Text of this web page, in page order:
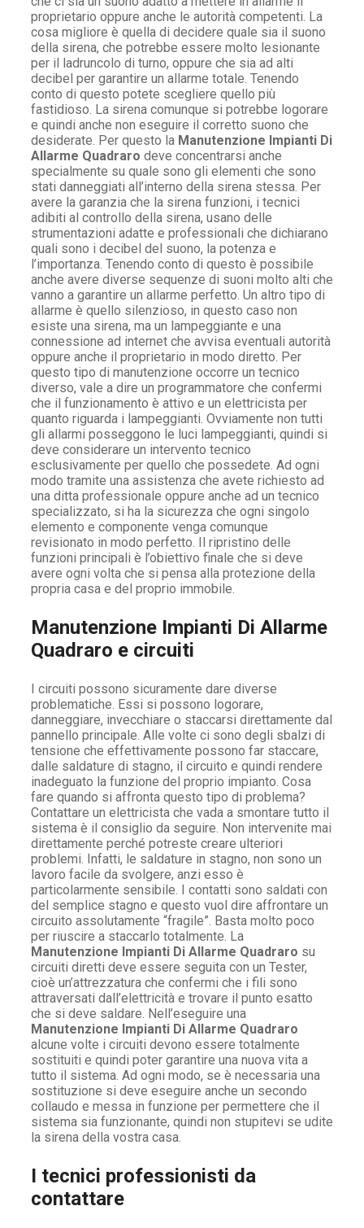
proprietario oppure anche le autorità competenti. La
cosa migliore è quella di decidere quale sia il suono
della sirena, che potrebbe essere molto lesionante
per il ladruncolo di turno, oppure che sia ad alti
decibel per garantire un allarme totale. Tenendo
conto di questo potete scegliere quello più
fastidioso. La sirena comunque si potrebbe logorare
e quindi anche non eseguire il corretto suono che
desiderate. Per questo la Manutenzione Impianti Di
Allarme Quadraro deve concentrarsi anche
specialmente su quale sono gli elementi che sono
stati danneggiati all’interno della sirena stessa. Per
avere la garanzia che la sirena funzioni, i tecnici
adibiti al controllo della sirena, usano delle
strumentazioni adatte e professionali che dichiarano
quali sono i decibel del suono, la potenza e
l’importanza. Tenendo conto di questo è possibile
anche avere diverse sequenze di suoni molto alti che
vanno a garantire un allarme perfetto. Un altro tipo di
allarme è quello silenzioso, in questo caso non
esiste una sirena, ma un lampeggiante e una
connessione ad internet che avvisa eventuali autorità
oppure anche il proprietario in modo diretto. Per
questo tipo di manutenzione occorre un tecnico
diverso, vale a dire un programmatore che confermi
che il funzionamento è attivo e un elettricista per
quanto riguarda i lampeggianti. Ovviamente non tutti
gli allarmi posseggono le luci lampeggianti, quindi si
deve considerare un intervento tecnico
esclusivamente per quello che possedete. Ad ogni
modo tramite una assistenza che avete richiesto ad
una ditta professionale oppure anche ad un tecnico
specializzato, si ha la sicurezza che ogni singolo
elemento e componente venga comunque
revisionato in modo perfetto. Il ripristino delle
funzioni principali è l’obiettivo finale che si deve
avere ogni volta che si pensa alla protezione della
propria casa e del proprio immobile.
Manutenzione Impianti Di Allarme
Quadraro e circuiti
I circuiti possono sicuramente dare diverse
problematiche. Essi si possono logorare,
danneggiare, invecchiare o staccarsi direttamente dal
pannello principale. Alle volte ci sono degli sbalzi di
tensione che effettivamente possono far staccare,
dalle saldature di stagno, il circuito e quindi rendere
inadeguato la funzione del proprio impianto. Cosa
fare quando si affronta questo tipo di problema?
Contattare un elettricista che vada a smontare tutto il
sistema è il consiglio da seguire. Non intervenite mai
direttamente perché potreste creare ulteriori
problemi. Infatti, le saldature in stagno, non sono un
lavoro facile da svolgere, anzi esso è
particolarmente sensibile. I contatti sono saldati con
del semplice stagno e questo vuol dire affrontare un
circuito assolutamente “fragile”. Basta molto poco
per riuscire a staccarlo totalmente. La
Manutenzione Impianti Di Allarme Quadraro su
circuiti diretti deve essere seguita con un Tester,
cioè un’attrezzatura che confermi che i fili sono
attraversati dall’elettricità e trovare il punto esatto
che si deve saldare. Nell’eseguire una
Manutenzione Impianti Di Allarme Quadraro
alcune volte i circuiti devono essere totalmente
sostituiti e quindi poter garantire una nuova vita a
tutto il sistema. Ad ogni modo, se è necessaria una
sostituzione si deve eseguire anche un secondo
collaudo e messa in funzione per permettere che il
sistema sia funzionante, quindi non stupitevi se udite
la sirena della vostra casa.
I tecnici professionisti da
contattare